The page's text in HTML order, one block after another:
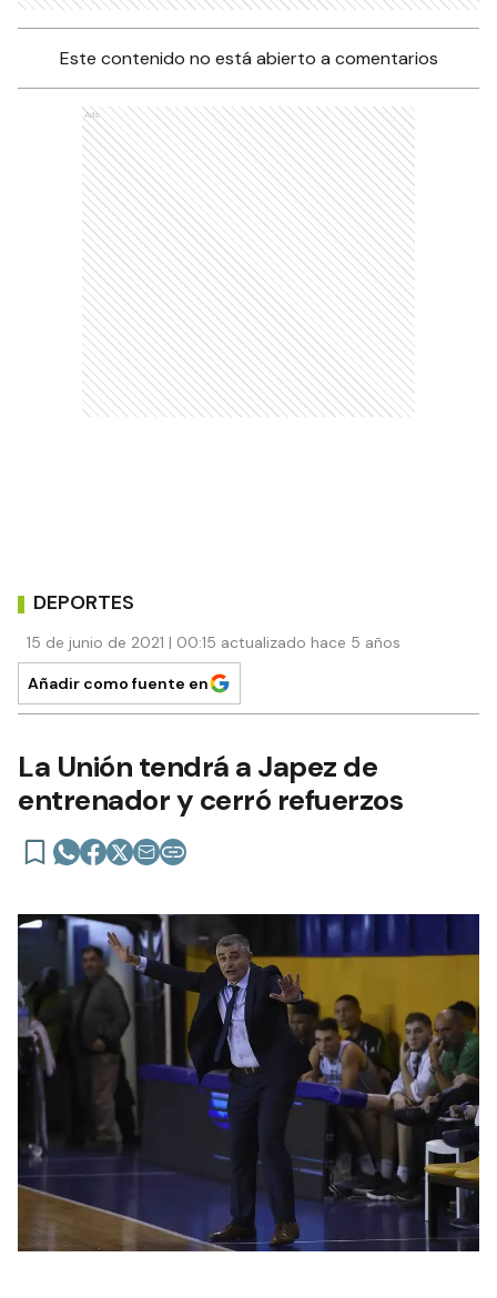
Este contenido no está abierto a comentarios
Ads
DEPORTES
15 de junio de 2021 | 00:15 actualizado hace 5 años
Añadir como fuente en
La Unión tendrá a Japez de
entrenador y cerró refuerzos